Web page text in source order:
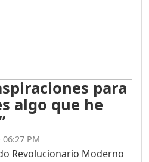
para
algo que he
PM
Revolucionario Moderno